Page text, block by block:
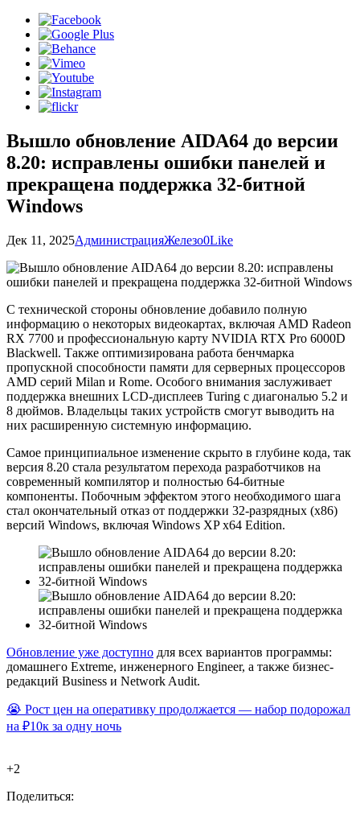
Вышло обновление AIDA64 до версии
8.20: исправлены ошибки панелей и
прекращена поддержка 32-битной
Windows
Дек 11, 2025АдминистрацияЖелезо0Like
С технической стороны обновление добавило полную
информацию о некоторых видеокартах, включая AMD Radeon
RX 7700 и профессиональную карту NVIDIA RTX Pro 6000D
Blackwell. Также оптимизирована работа бенчмарка
пропускной способности памяти для серверных процессоров
AMD серий Milan и Rome. Особого внимания заслуживает
поддержка внешних LCD-дисплеев Turing с диагональю 5.2 и
8 дюймов. Владельцы таких устройств смогут выводить на
них расширенную системную информацию.
Самое принципиальное изменение скрыто в глубине кода, так
версия 8.20 стала результатом перехода разработчиков на
современный компилятор и полностью 64-битные
компоненты. Побочным эффектом этого необходимого шага
стал окончательный отказ от поддержки 32-разрядных (x86)
версий Windows, включая Windows XP x64 Edition.
Обновление уже доступно для всех вариантов программы:
домашнего Extreme, инженерного Engineer, а также бизнес-
редакций Business и Network Audit.
😭 Рост цен на оперативку продолжается — набор подорожал
на ₽10к за одну ночь
+2
Поделиться: